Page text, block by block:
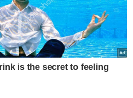
Zafrul turut menjemput
forum perniagaan hari